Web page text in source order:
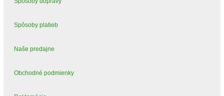
Spôsoby platieb
Naše predajne
Obchodné podmienky